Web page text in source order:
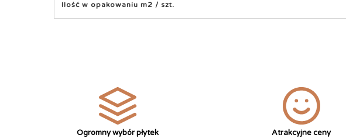
Ilość w opakowaniu m2 / szt.
Ogromny wybór płytek
Atrakcyjne ceny